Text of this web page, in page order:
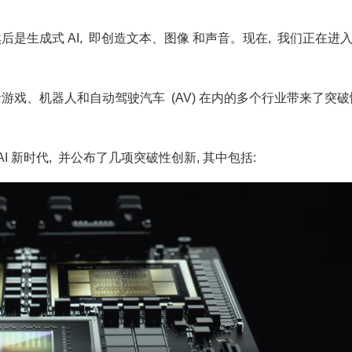
是生成式 AI, 即创造文本、图像 和声音。现在, 我们正在进入
戏、机器人和自动驾驶汽车 (AV) 在内的多个行业带来了突破
新时代, 并公布了几项突破性创新, 其中包括: